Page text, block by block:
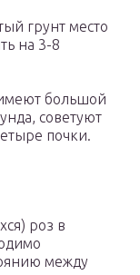
грунт место
на 3-8
большой
советуют
почки.
роз в
между